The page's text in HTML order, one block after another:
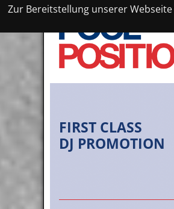
Zur Bereitstellung unserer
FIRST CLASS
DJ PROMOTION